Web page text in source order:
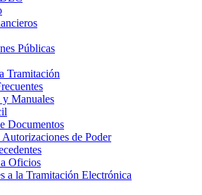
Públicas
Tramitación
Manuales
Documentos
de Poder
a Oficios
a la Tramitación Electrónica